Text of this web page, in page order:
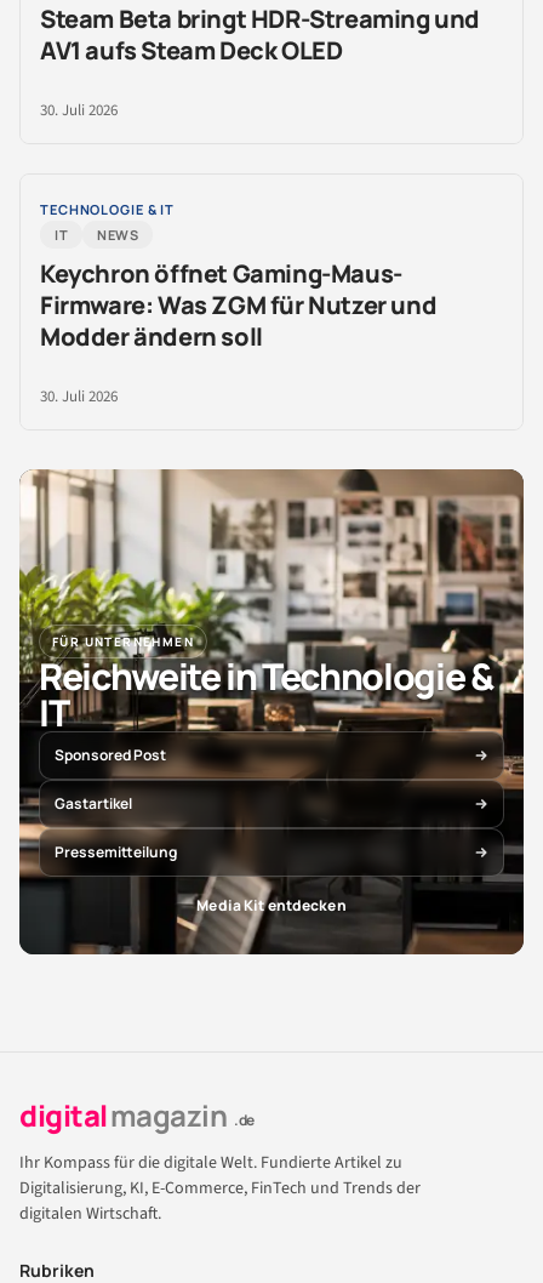
Steam Beta bringt HDR-Streaming und
AV1 aufs Steam Deck OLED
30. Juli 2026
TECHNOLOGIE & IT
IT
NEWS
Keychron öffnet Gaming-Maus-
Firmware: Was ZGM für Nutzer und
Modder ändern soll
30. Juli 2026
FÜR UNTERNEHMEN
Reichweite in Technologie &
IT
Sponsored Post
Gastartikel
Pressemitteilung
Media Kit entdecken
digitalmagazin .de
Ihr Kompass für die digitale Welt. Fundierte Artikel zu
Digitalisierung, KI, E-Commerce, FinTech und Trends der
digitalen Wirtschaft.
Rubriken